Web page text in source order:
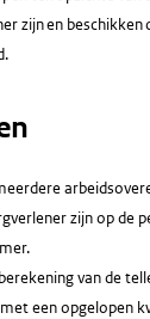
zijn en
zijn op de
van de
een opgelopen